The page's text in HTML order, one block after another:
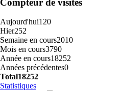
Compteur de visites
Aujourd'hui120
Hier252
Semaine en cours2010
Mois en cours3790
Année en cours18252
Années précédentes0
Total18252
Statistiques